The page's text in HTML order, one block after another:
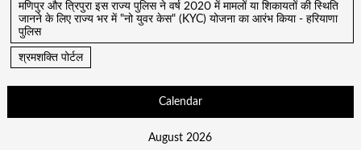
मणिपुर और त्रिपुरा इस राज्य पुलिस ने वर्ष 2020 में मामलों या शिकायतों की स्थिति
जानने के लिए राज्य भर में "नो युवर केस" (KYC) योजना का आरंभ किया - हरियाणा
पुलिस
श्रमशक्ति पोर्टल
Calendar
August 2026